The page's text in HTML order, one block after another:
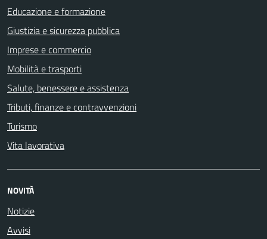
Educazione e formazione
Giustizia e sicurezza pubblica
Imprese e commercio
Mobilità e trasporti
Salute, benessere e assistenza
Tributi, finanze e contravvenzioni
Turismo
Vita lavorativa
NOVITÀ
Notizie
Avvisi